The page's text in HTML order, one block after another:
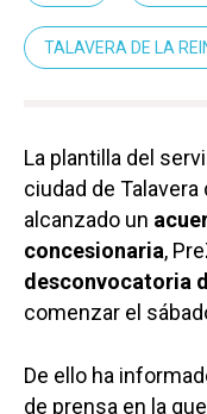
TALAVERA DE LA
La plantilla del
ciudad de Talavera
alcanzado un
concesionaria,
desconvocatoria
comenzar el
De ello ha
de prensa en la